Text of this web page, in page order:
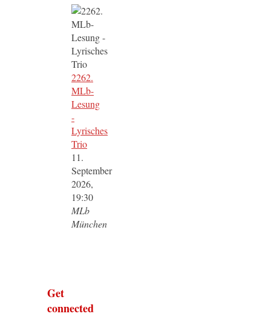
2262.
MLb-
Lesung
-
Lyrisches
Trio
11.
September
2026,
19:30
MLb
München
Get
connected